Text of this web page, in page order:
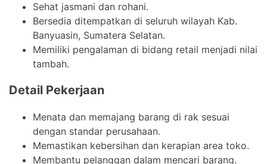
Sehat jasmani dan rohani.
Bersedia ditempatkan di seluruh wilayah Kab.
Banyuasin, Sumatera Selatan.
Memiliki pengalaman di bidang retail menjadi nilai
tambah.
Detail Pekerjaan
Menata dan memajang barang di rak sesuai
dengan standar perusahaan.
Memastikan kebersihan dan kerapian area toko.
Membantu pelanggan dalam mencari barang.